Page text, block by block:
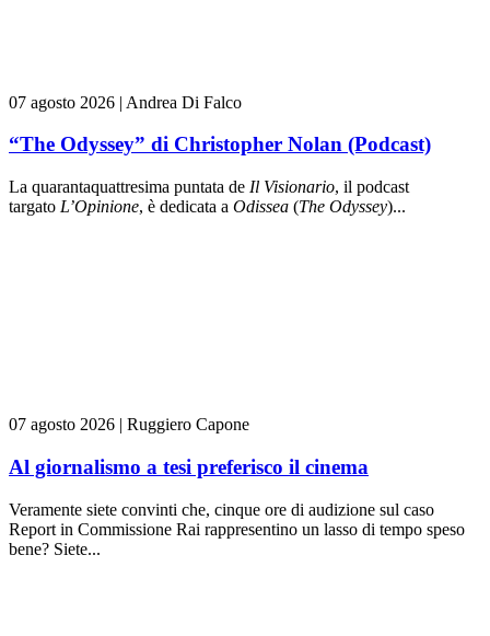
07 agosto 2026 | Andrea Di Falco
“The Odyssey” di Christopher Nolan (Podcast)
La quarantaquattresima puntata de Il Visionario, il podcast
targato L’Opinione, è dedicata a Odissea (The Odyssey)...
07 agosto 2026 | Ruggiero Capone
Al giornalismo a tesi preferisco il cinema
Veramente siete convinti che, cinque ore di audizione sul caso
Report in Commissione Rai rappresentino un lasso di tempo speso
bene? Siete...